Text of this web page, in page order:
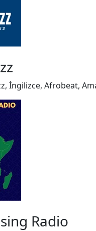
İngilizce, Afrobeat,
Radio